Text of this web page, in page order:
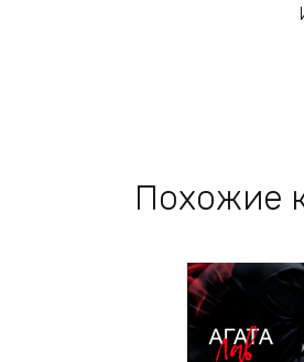
Похожие